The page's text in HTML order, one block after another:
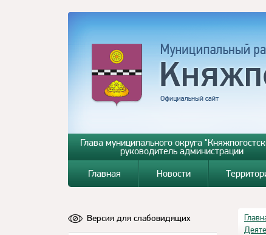
Глава муниципального округа
руководитель администрации
Главная Новости
Версия для слабовидящих